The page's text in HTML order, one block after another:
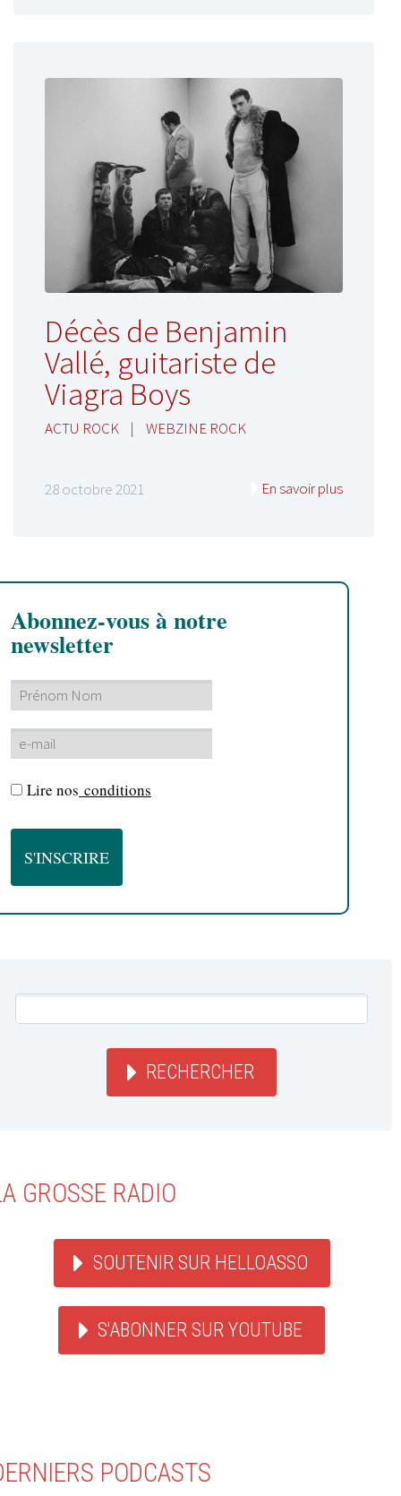
Décès de Benjamin
Vallé, guitariste de
Viagra Boys
ACTU ROCK | WEBZINE ROCK
28 octobre 2021 En savoir plus
Abonnez-vous à notre
newsletter
Lire nos conditions
RECHERCHER
GROSSE RADIO
SOUTENIR SUR HELLOASSO
S'ABONNER SUR YOUTUBE
PODCASTS